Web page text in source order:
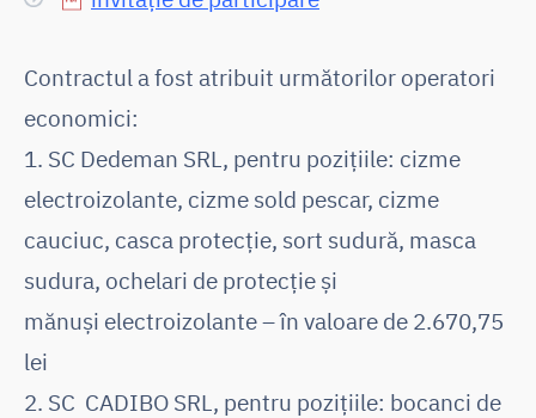
Contractul a fost atribuit următorilor operatori
economici:
1. SC Dedeman SRL, pentru pozițiile: cizme
electroizolante, cizme sold pescar, cizme
cauciuc, casca protecție, sort sudură, masca
sudura, ochelari de protecție și
mănuși electroizolante – în valoare de 2.670,75
lei
2. SC CADIBO SRL, pentru pozițiile: bocanci de